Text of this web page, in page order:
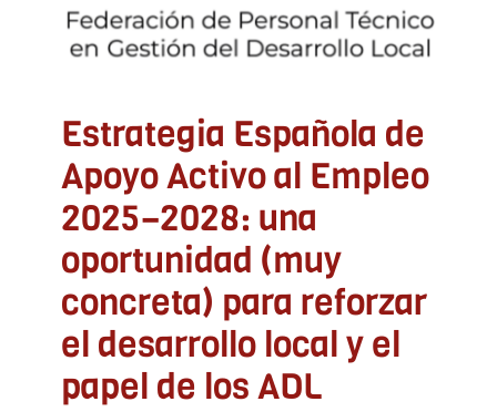
Emprendedores Empresa e industria
Orientación
Laboral Uncategorized
Estrategia Española de
Apoyo Activo al Empleo
2025–2028: una
oportunidad (muy
concreta) para reforzar
el desarrollo local y el
papel de los ADL